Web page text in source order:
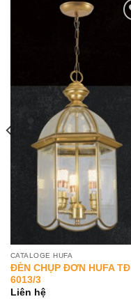
CATALOGE HUFA
ĐÈN CHỤP ĐƠN HUFA TĐ
6013/3
Liên hệ